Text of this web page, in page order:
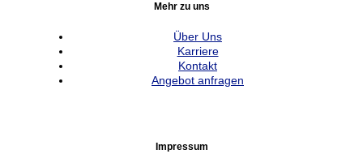
Mehr zu uns
Über Uns
Karriere
Kontakt
Angebot anfragen
Impressum